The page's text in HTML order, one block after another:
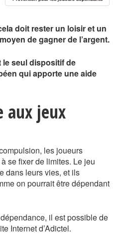
doit rester un loisir et un
de gagner de l’argent.
le seul dispositif de
qui apporte une aide
aux jeux
les joueurs
se fixer de limites. Le jeu
dans leurs vies, et ils
on pourrait être dépendant
il est possible de
Internet d’Adictel.